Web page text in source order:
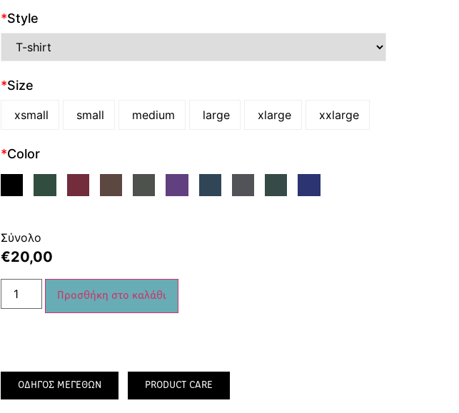
*Style
*Size
xsmall small medium large xlarge xxlarge
*Color
Σύνολο
€20,00
Προσθήκη στο καλάθι
ΟΔΗΓΟΣ ΜΕΓΕΘΩΝ PRODUCT CARE